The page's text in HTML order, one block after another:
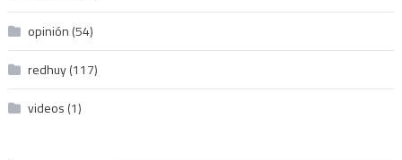
opinión (54)
redhuy(117)
videos (1)